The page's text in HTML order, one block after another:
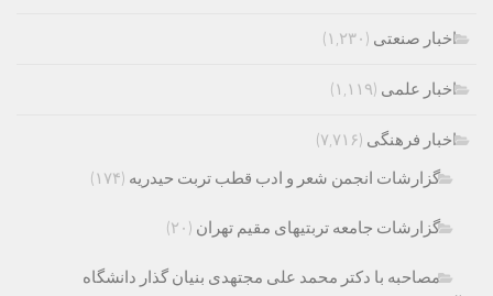
اخبار صنعتی (۱,۲۳۰)
اخبار علمی (۱,۱۱۹)
اخبار فرهنگی (۷,۷۱۶)
گزارشات انجمن شعر و ادب قطب تربت حیدریه (۱۷۴)
گزارشات جامعه تربتیهای مقیم تهران (۲۰)
مصاحبه با دکتر محمد علی مجتهدی بنیان گذار دانشگاه